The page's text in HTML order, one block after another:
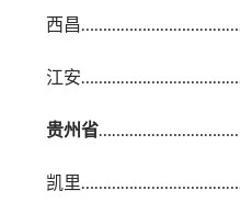
西昌…………………………………
江安…………………………………
贵州省
凯里…………………………………